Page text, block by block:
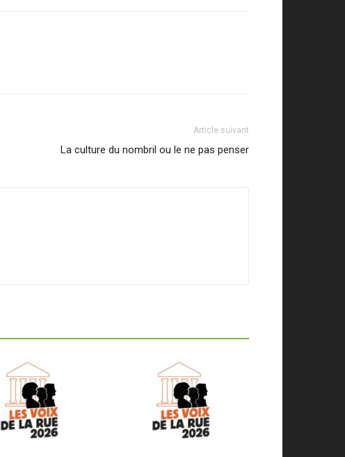
Article suivant
La culture du nombril ou le ne pas penser